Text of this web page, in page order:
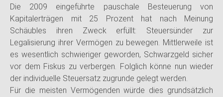
Die 2009 eingeführte pauschale Besteuerung von
Kapitalerträgen mit 25 Prozent hat nach Meinung
Schäubles ihren Zweck erfüllt: Steuersünder zur
Legalisierung ihrer Vermögen zu bewegen. Mittlerweile ist
es wesentlich schwieriger geworden, Schwarzgeld sicher
vor dem Fiskus zu verbergen. Folglich könne nun wieder
der individuelle Steuersatz zugrunde gelegt werden.
Für die meisten Vermögenden würde dies grundsätzlich